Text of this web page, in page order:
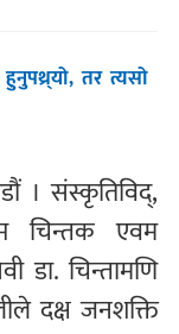
तर त्यसो
। संस्कृतिविद्,
चिन्तक एवम
डा. चिन्तामणि
दक्ष जनशक्ति